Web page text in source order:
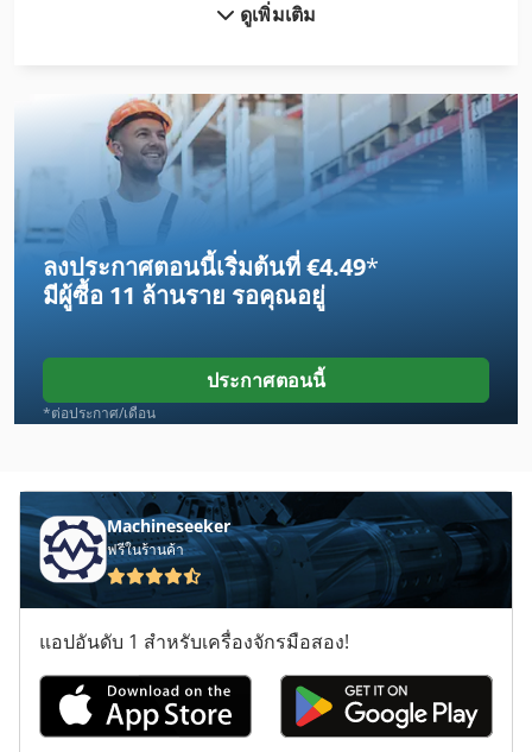
Claas Axion 820 Cmatic
Claas Lexion 570 C
Claas Markant 50
Claas Mercator 50
Claas Quadrant 1200 Rc
Claas Quadrant 2200
Claas Quadrant 2200 Rc
Claas Quadrant 3200
Claas Rollant 340
Claas Rollant 350 Rc
Claas Scorpion 6030 Cp
Claas Scorpion 7045
Claas Scorpion 9055
ดูเพิ่มเติม
ลงประกาศตอนนี้เริ่มต้นที่ €4.49*
มีผู้ซื้อ 11 ล้านราย รอคุณอยู่
ประกาศตอนนี้
*ต่อประกาศ/เดือน
Machineseeker
ฟรีในร้านค้า
แอปอันดับ 1 สำหรับเครื่องจักรมือสอง!